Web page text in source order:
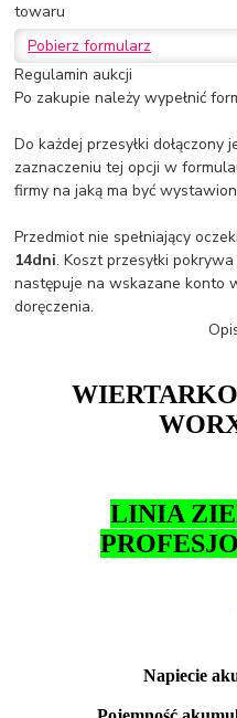
towaru
Pobierz formularz
Regulamin aukcji
Po zakupie należy wypełnić
Do każdej przesyłki
zaznaczeniu tej opcji w
firmy na jaką ma być
Przedmiot nie spełniający
14dni. Koszt przesyłki
następuje na wskazane konto
doręczenia.
LINIA
Napiecie